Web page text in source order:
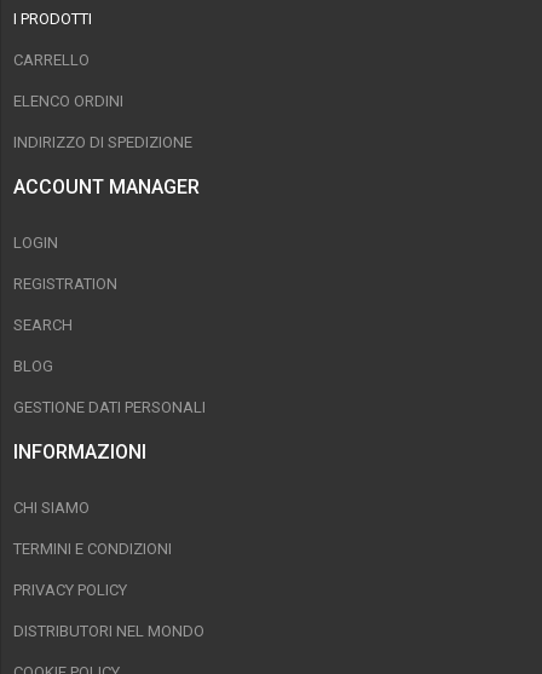
I PRODOTTI
CARRELLO
ELENCO ORDINI
INDIRIZZO DI SPEDIZIONE
ACCOUNT MANAGER
LOGIN
REGISTRATION
SEARCH
BLOG
GESTIONE DATI PERSONALI
INFORMAZIONI
CHI SIAMO
TERMINI E CONDIZIONI
PRIVACY POLICY
DISTRIBUTORI NEL MONDO